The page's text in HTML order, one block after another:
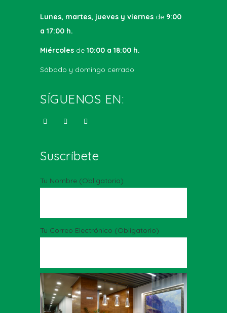
Lunes, martes, jueves y viernes de 9:00
a 17:00 h.
Miércoles de 10:00 a 18:00 h.
Sábado y domingo cerrado
SÍGUENOS EN:
Suscríbete
Tu Nombre (obligatorio)
Tu Correo Electrónico (obligatorio)